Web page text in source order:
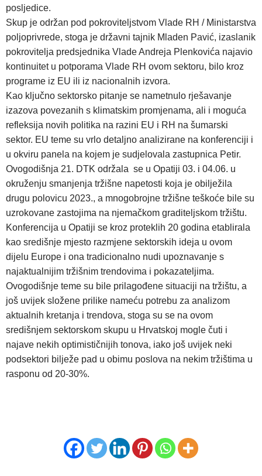
posljedice.
Skup je održan pod pokroviteljstvom Vlade RH / Ministarstva
poljoprivrede, stoga je državni tajnik Mladen Pavić, izaslanik
pokrovitelja predsjednika Vlade Andreja Plenkovića najavio
kontinuitet u potporama Vlade RH ovom sektoru, bilo kroz
programe iz EU ili iz nacionalnih izvora.
Kao ključno sektorsko pitanje se nametnulo rješavanje
izazova povezanih s klimatskim promjenama, ali i moguća
refleksija novih politika na razini EU i RH na šumarski
sektor. EU teme su vrlo detaljno analizirane na konferenciji i
u okviru panela na kojem je sudjelovala zastupnica Petir.
Ovogodišnja 21. DTK održala se u Opatiji 03. i 04.06. u
okruženju smanjenja tržišne napetosti koja je obilježila
drugu polovicu 2023., a mnogobrojne tržišne teškoće bile su
uzrokovane zastojima na njemačkom graditeljskom tržištu.
Konferencija u Opatiji se kroz proteklih 20 godina etablirala
kao središnje mjesto razmjene sektorskih ideja u ovom
dijelu Europe i ona tradicionalno nudi upoznavanje s
najaktualnijim tržišnim trendovima i pokazateljima.
Ovogodišnje teme su bile prilagođene situaciji na tržištu, a
još uvijek složene prilike nameću potrebu za analizom
aktualnih kretanja i trendova, stoga su se na ovom
središnjem sektorskom skupu u Hrvatskoj mogle čuti i
najave nekih optimističnijih tonova, iako još uvijek neki
podsektori bilježe pad u obimu poslova na nekim tržištima u
rasponu od 20-30%.